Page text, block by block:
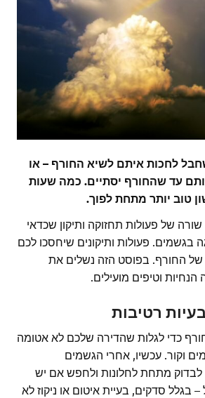
לחכות איתם לשיא החורף – או
עד שהחורף יסתיים. כמה שעות
טוב יותר מתחת לפוך.
של פעולות תחזוקה ותיקון שכדאי
בגשמים. פעולות ותיקונים שיחסכו לכם
של החורף. בפוסט הזה נשלים את
וטיפים מועילים.
רטיבות
כדי לגלות שהדירה שלכם לא אטומה
וקור. עכשיו, אחרי הגשמים
לבדוק מתחת לחלונות ולחפש אם יש
בגלל סדקים, בעיית איטום או ניקוז לא